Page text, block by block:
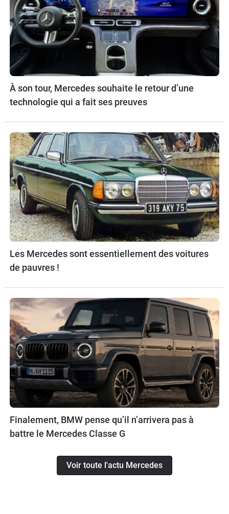
À son tour, Mercedes souhaite le retour d’une
technologie qui a fait ses preuves
Les Mercedes sont essentiellement des voitures
de pauvres !
Finalement, BMW pense qu’il n’arrivera pas à
battre le Mercedes Classe G
Voir toute l'actu Mercedes